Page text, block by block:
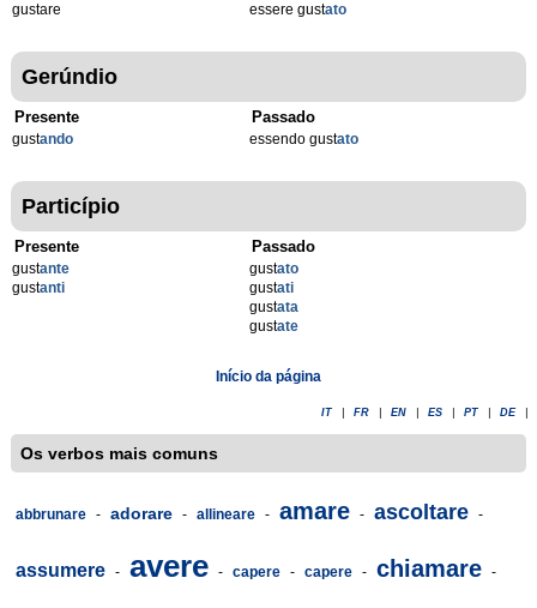
gustare essere gustato
Gerúndio
Presente
gustando
Passado
essendo gustato
Particípio
Presente
gustante
gustanti
Passado
gustato
gustati
gustata
gustate
Início da página
IT FR EN ES PT DE
Os verbos mais comuns
abbrunare - adorare - allineare - amare - ascoltare -
assumere - avere - capere - capere - chiamare -